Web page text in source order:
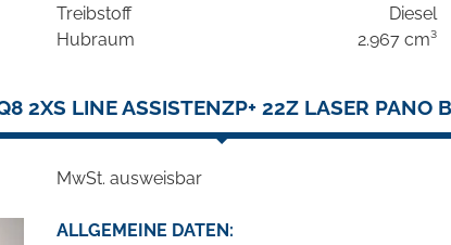
Treibstoff
Diesel
Hubraum
2.967 cm³
2XS LINE ASSISTENZP+ 22Z LASER PANO
MwSt. ausweisbar
ALLGEMEINE DATEN: